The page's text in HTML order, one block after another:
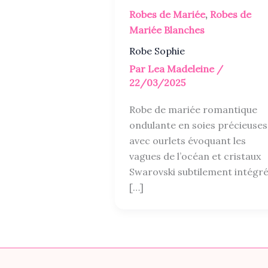
Robes de Mariée, Robes de
Mariée Blanches
Robe Sophie
Par Lea Madeleine /
22/03/2025
Robe de mariée romantique
ondulante en soies précieuses
avec ourlets évoquant les
vagues de l’océan et cristaux
Swarovski subtilement
[…]